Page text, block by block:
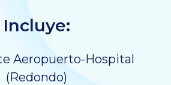
Incluye:
Aeropuerto-Hospital
(Redondo)